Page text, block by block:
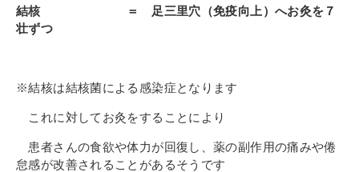
結核 ＝ 足三里穴（免疫向上）へお灸を７
壮ずつ
※結核は結核菌による感染症となります
これに対してお灸をすることにより
患者さんの食欲や体力が回復し、薬の副作用の痛みや倦
怠感が改善されることがあるそうです